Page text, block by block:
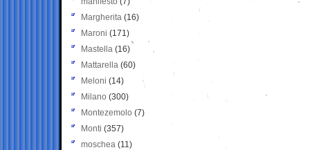
Margherita (16)
Maroni (171)
Mastella (16)
Mattarella (60)
Meloni (14)
Milano (300)
Montezemolo (7)
Monti (357)
moschea (11)